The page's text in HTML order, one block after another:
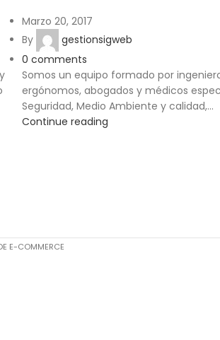
Marzo 20, 2017
By
gestionsigweb
0 comments
Somos un equipo formado por
ergónomos, abogados y médicos
Seguridad, Medio Ambiente y calidad,...
Continue reading
E-COMMERCE